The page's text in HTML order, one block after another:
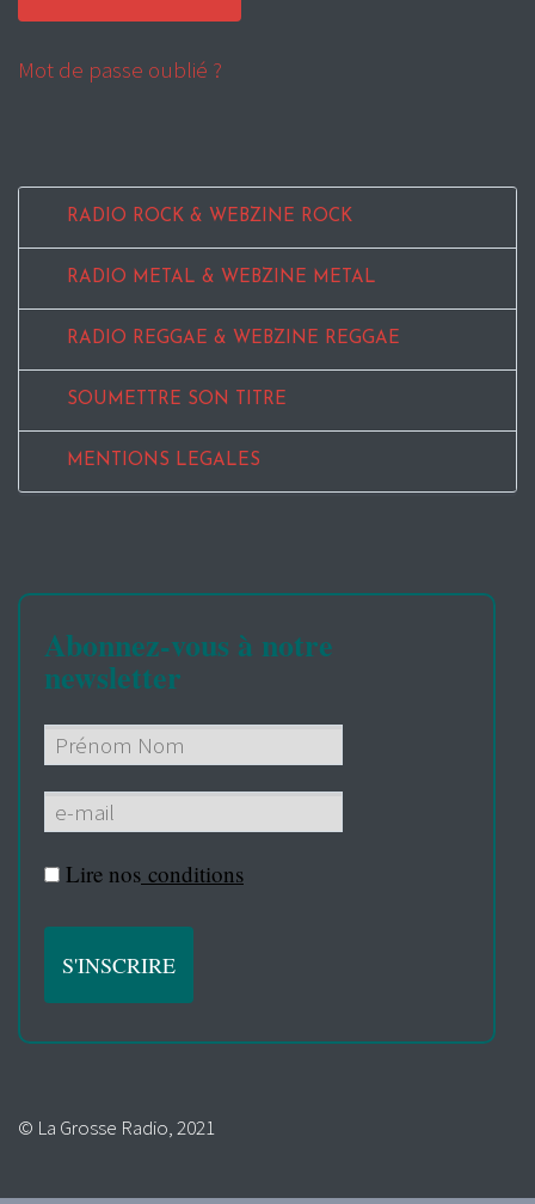
Mot de passe oublié ?
RADIO ROCK & WEBZINE ROCK
RADIO METAL & WEBZINE METAL
RADIO REGGAE & WEBZINE REGGAE
SOUMETTRE SON TITRE
MENTIONS LEGALES
Abonnez-vous à notre
newsletter
Lire nos conditions
© La Grosse Radio, 2021